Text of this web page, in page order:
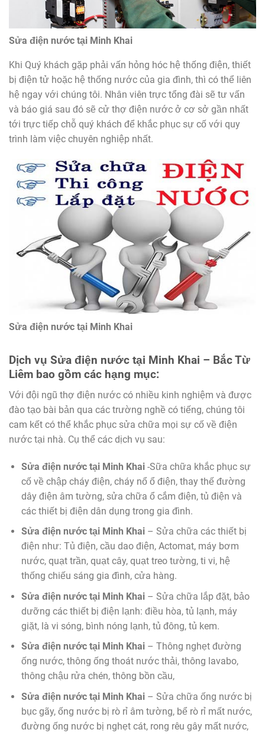
Sửa điện nước tại Minh Khai
Khi Quý khách gặp phải vấn hỏng hóc hệ thống điện, thiết
bị điện tử hoặc hệ thống nước của gia đình, thì có thể liên
hệ ngay với chúng tôi. Nhân viên trực tổng đài sẽ tư vấn
và báo giá sau đó sẽ cử thợ điện nước ở cơ sở gần nhất
tới trực tiếp chỗ quý khách để khắc phục sự cố với quy
trình làm việc chuyên nghiệp nhất.
Sửa điện nước tại Minh Khai
Dịch vụ Sửa điện nước tại Minh Khai – Bắc Từ
Liêm bao gồm các hạng mục:
Với đội ngũ thợ điện nước có nhiều kinh nghiệm và được
đào tạo bài bản qua các trường nghề có tiếng, chúng tôi
cam kết có thể khắc phục sửa chữa mọi sự cố về điện
nước tại nhà. Cụ thể các dịch vụ sau:
Sửa điện nước tại Minh Khai-Sữa chữa khắc phục sự
cố về chập cháy điện, cháy nổ ổ điện, thay thế đường
dây điện âm tường, sửa chữa ổ cắm điện, tủ điện và
các thiết bị điện dân dụng trong gia đình.
Sửa điện nước tại Minh Khai– Sửa chữa các thiết bị
điện như: Tủ điện, cầu dao điện, Actomat, máy bơm
nước, quạt trần, quạt cây, quạt treo tường, ti vi, hệ
thống chiếu sáng gia đình, cửa hàng.
Sửa điện nước tại Minh Khai– Sửa chữa lắp đặt, bảo
dưỡng các thiết bị điện lạnh: điều hòa, tủ lạnh, máy
giặt, là vi sóng, bình nóng lạnh, tủ đông, tủ kem.
Sửa điện nước tại Minh Khai– Thông nghẹt đường
ống nước, thông ống thoát nước thải, thông lavabo,
thông chậu rửa chén, thông bồn cầu,
Sửa điện nước tại Minh Khai– Sửa chữa ống nước bị
bục gãy, ống nước bị rò rỉ âm tường, bể rò rỉ mất nước,
đường ống nước bị nghẹt cát, rong rêu gây mất nước,